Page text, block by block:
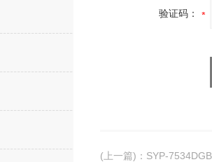
验证码：
(上一篇) ： SYP-